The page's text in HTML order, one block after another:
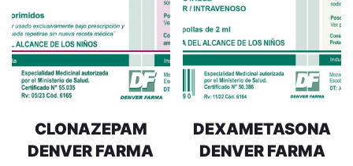
CLONAZEPAM
DENVER FARMA
DEXAMETASONA
DENVER FARMA